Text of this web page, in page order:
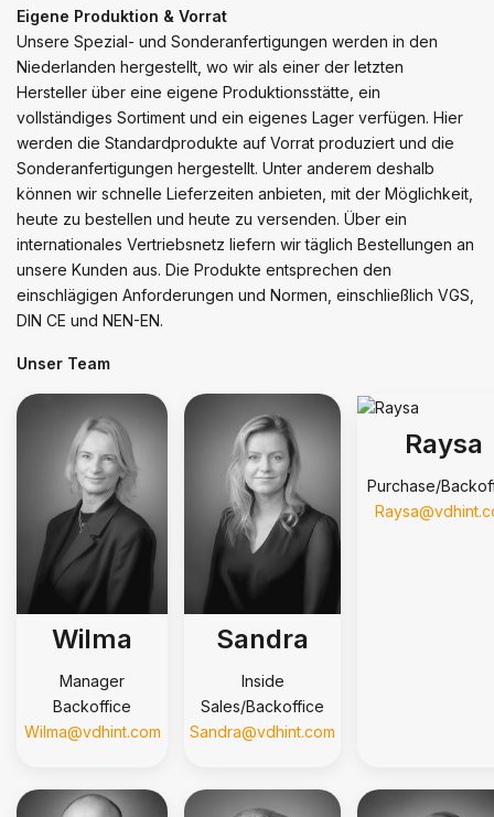
Eigene Produktion & Vorrat
Unsere Spezial- und Sonderanfertigungen werden in den
Niederlanden hergestellt, wo wir als einer der letzten
Hersteller über eine eigene Produktionsstätte, ein
vollständiges Sortiment und ein eigenes Lager verfügen. Hier
werden die Standardprodukte auf Vorrat produziert und die
Sonderanfertigungen hergestellt. Unter anderem deshalb
können wir schnelle Lieferzeiten anbieten, mit der Möglichkeit,
heute zu bestellen und heute zu versenden. Über ein
internationales Vertriebsnetz liefern wir täglich Bestellungen an
unsere Kunden aus. Die Produkte entsprechen den
einschlägigen Anforderungen und Normen, einschließlich VGS,
DIN CE und NEN-EN.
Unser Team
Wilma
Manager
Backoffice
Wilma@vdhint.com
Sandra
Inside
Sales/Backoffice
Sandra@vdhint.com
Raysa
Purchase/